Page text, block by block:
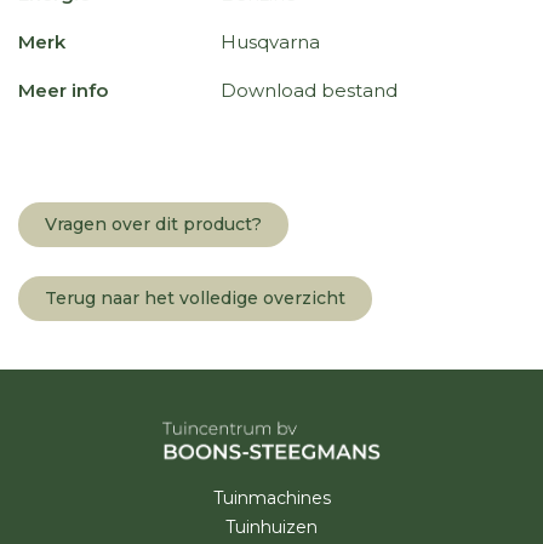
Merk Husqvarna
Meer info Download bestand
Vragen over dit product?
Terug naar het volledige overzicht
Tuinmachines
Tuinhuizen